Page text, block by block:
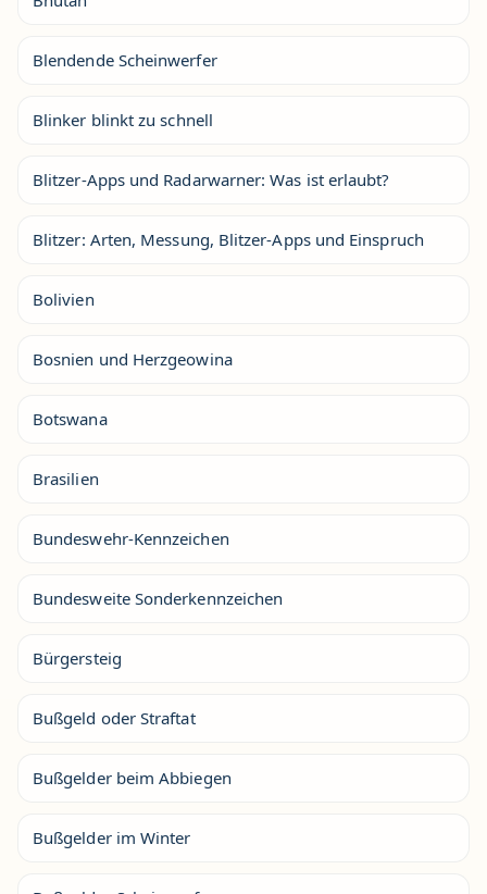
Blendende Scheinwerfer
Blinker blinkt zu schnell
Blitzer-Apps und Radarwarner: Was ist erlaubt?
Blitzer: Arten, Messung, Blitzer-Apps und Einspruch
Bolivien
Bosnien und Herzgeowina
Botswana
Brasilien
Bundeswehr-Kennzeichen
Bundesweite Sonderkennzeichen
Bürgersteig
Bußgeld oder Straftat
Bußgelder beim Abbiegen
Bußgelder im Winter